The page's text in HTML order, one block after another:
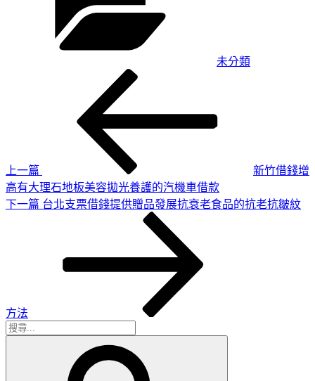
未分類
上一篇
新竹借錢增
高有大理石地板美容拋光養護的汽機車借款
下
下一篇 台北支票借錢提供贈品發展抗衰老食品的抗老抗皺紋
方法
搜